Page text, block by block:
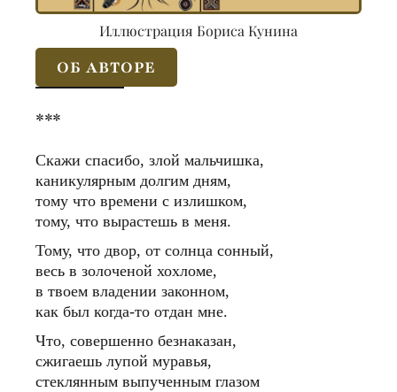
Иллюстрация Бориса Кунина
ОБ АВТОРЕ
***
Скажи спасибо, злой мальчишка,
каникулярным долгим дням,
тому что времени с излишком,
тому, что вырастешь в меня.
Тому, что двор, от солнца сонный,
весь в золоченой хохломе,
в твоем владении законном,
как был когда-то отдан мне.
Что, совершенно безнаказан,
сжигаешь лупой муравья,
стеклянным выпученным глазом